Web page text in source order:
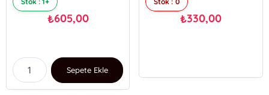
₺605,00
Sepete Ekle
₺330,00